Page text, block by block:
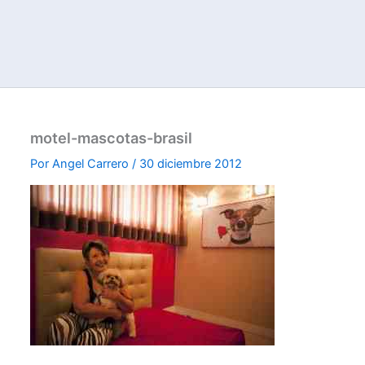
motel-mascotas-brasil
PorAngel Carrero/ 30 diciembre 2012